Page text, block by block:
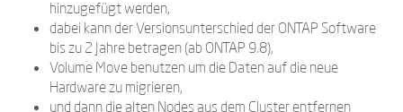
hinzugefügt werden,
dabei kann der Versionsunterschied der ONTAP Software
bis zu 2 Jahre betragen (ab ONTAP 9.8),
Volume Move benutzen um die Daten auf die neue
Hardware zu migrieren,
und dann die alten Nodes aus dem Cluster entfernen